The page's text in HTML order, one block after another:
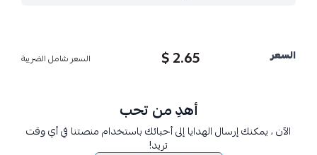
السعر 2.65 $ السعر شامل الضريبة
أهدِ من تحب
الآن ، يمكنك إرسال الهدايا إلى أحبائك باستخدام منصتنا في أي وقت
تريد!